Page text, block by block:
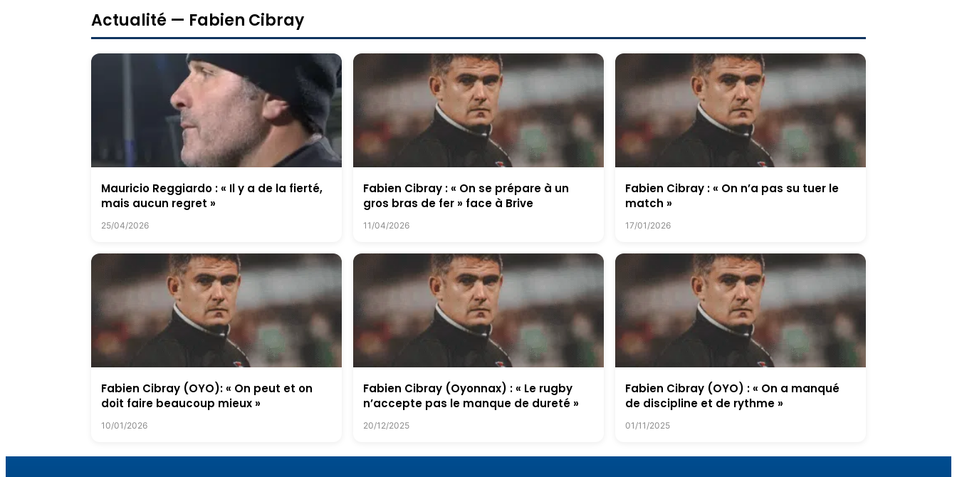
Actualité — Fabien Cibray
Mauricio Reggiardo : « Il y a de la fierté,
mais aucun regret »
25/04/2026
Fabien Cibray : « On se prépare à un
gros bras de fer » face à Brive
11/04/2026
Fabien Cibray : « On n’a pas su tuer le
match »
17/01/2026
Fabien Cibray (OYO): « On peut et on
doit faire beaucoup mieux »
10/01/2026
Fabien Cibray (Oyonnax) : « Le rugby
n’accepte pas le manque de dureté »
20/12/2025
Fabien Cibray (OYO) : « On a manqué
de discipline et de rythme »
01/11/2025